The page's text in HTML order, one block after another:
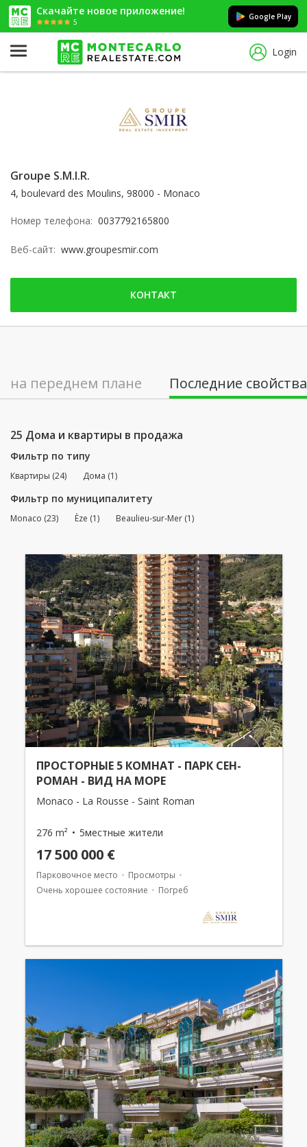
Скачайте новое приложение!
5
Google Play
Login
Groupe S.M.I.R.
4, boulevard des Moulins, 98000 - Monaco
Номер телефона: 0037792165800
Веб-сайт: www.groupesmir.com
КОНТАКТ
на переднем плане Последние свойства
25 Дома и квартиры в продажа
Фильтр по типу
Квартиры (24) Дома (1)
Фильтр по муниципалитету
Monaco (23) Èze (1) Beaulieu-sur-Mer (1)
ПРОСТОРНЫЕ 5 КОМНАТ - ПАРК СЕН-
РОМАН - ВИД НА МОРЕ
Monaco - La Rousse - Saint Roman
276 m² 5местные жители
17 500 000 €
Парковочное место
Просмотры
Очень хорошее состояние
Погреб